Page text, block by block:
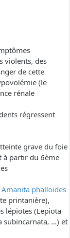
violents, des
de cette
(le
rénale
régressent
grave du foie
à partir du 6ème
Amanita phalloides
printanière),
lépiotes (Lepiota
subincarnata, …) et